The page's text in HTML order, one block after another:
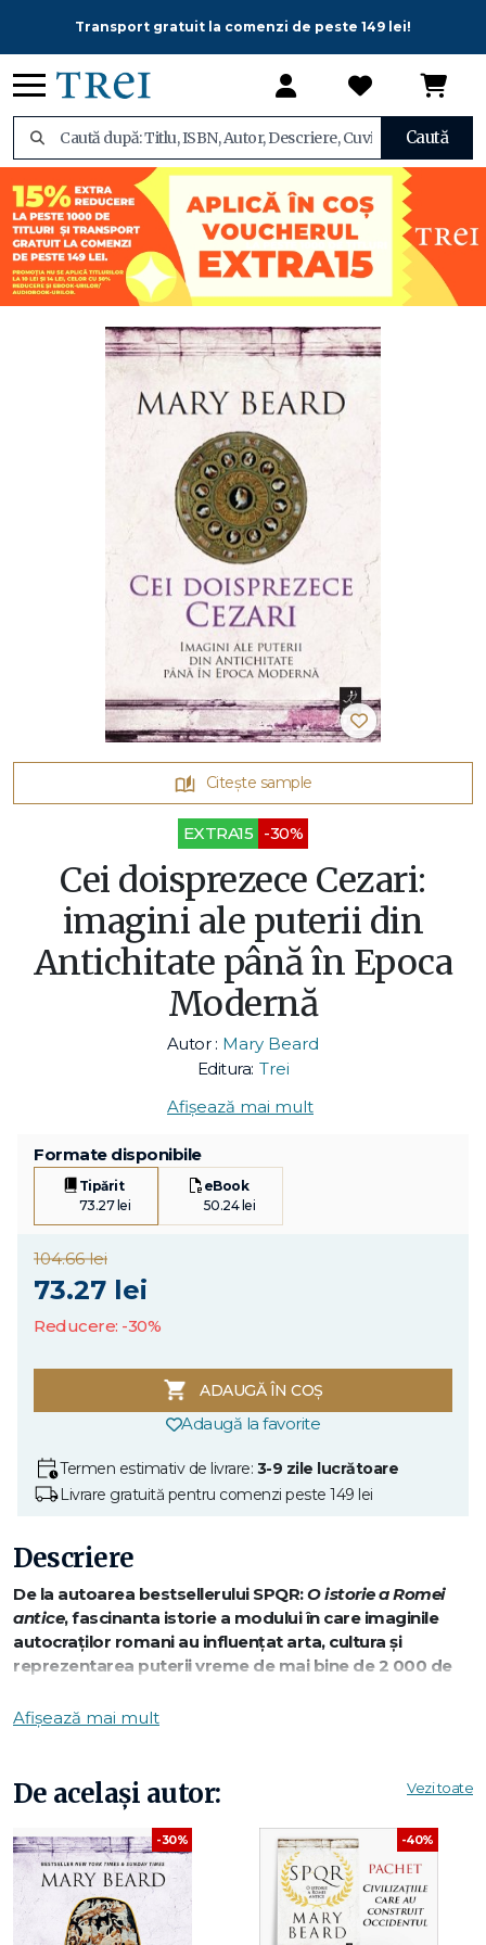
Transport gratuit la comenzi de peste 149 lei!
Caută
Citește sample
EXTRA15 -30%
Cei doisprezece Cezari:
imagini ale puterii din
Antichitate până în Epoca
Modernă
Autor : Mary Beard
Editura: Trei
Afișează mai mult
Formate disponibile
Tipărit
73.27 lei
eBook
50.24 lei
104.66 lei
73.27 lei
Reducere: -30%
ADAUGĂ ÎN COȘ
Adaugă la favorite
Termen estimativ de livrare: 3-9 zile lucrătoare
Livrare gratuită pentru comenzi peste 149 lei
Descriere
De la autoarea bestsellerului SPQR:O istorie a Romei
antice, fascinanta istorie a modului în care imaginile
autocraților romani au influențat arta, cultura și
reprezentarea puterii vreme de mai bine de 2 000 de
artă și de ce? Cum reacționăm la statuile politicienilor pe
care îi desconsiderăm? În această carte – pe fundalul
contemporan al „războiului statuilor“ –, Mary Beard
relatează povestea felului în care portretele celor bogați,
puternici și celebri din lumea occidentală au fost modelate
vreme de două milenii după imaginile împăraților romani,
îndeosebi ale „Celor doisprezece Cezari“, de la cinicul Iulius
Afișează mai mult
De același autor: Vezi toate
-30% -40%